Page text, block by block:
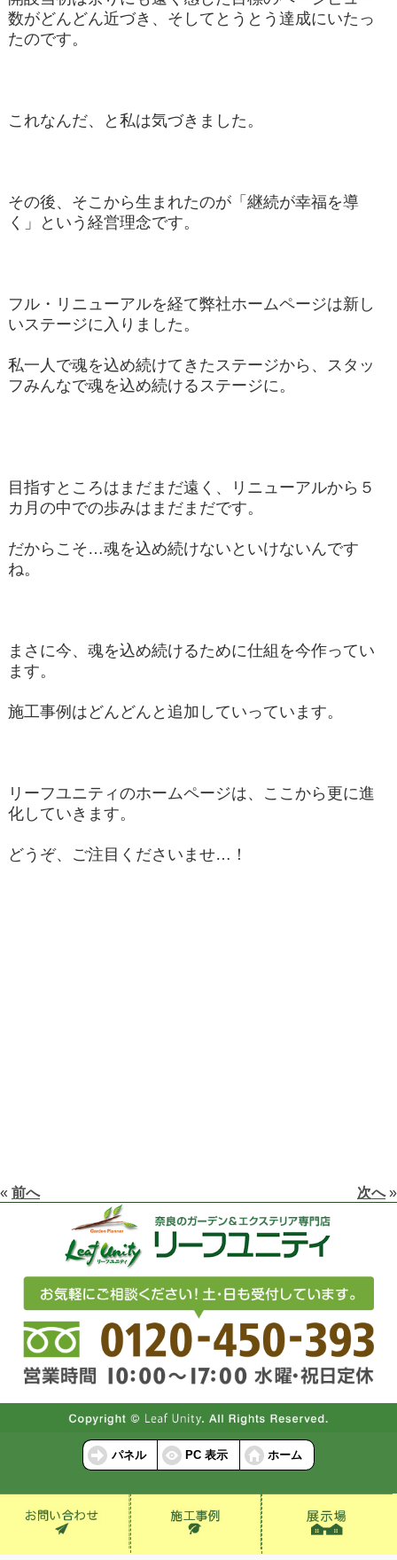
数がどんどん近づき、そしてとうとう達成にいたっ
たのです。
これなんだ、と私は気づきました。
その後、そこから生まれたのが「継続が幸福を導
く」という経営理念です。
フル・リニューアルを経て弊社ホームページは新し
いステージに入りました。
私一人で魂を込め続けてきたステージから、スタッ
フみんなで魂を込め続けるステージに。
目指すところはまだまだ遠く、リニューアルから５
カ月の中での歩みはまだまだです。
だからこそ…魂を込め続けないといけないんです
ね。
まさに今、魂を込め続けるために仕組を今作ってい
ます。
施工事例はどんどんと追加していっています。
リーフユニティのホームページは、ここから更に進
化していきます。
どうぞ、ご注目くださいませ…！
« 前へ 次へ»
パネル PC 表示 ホーム